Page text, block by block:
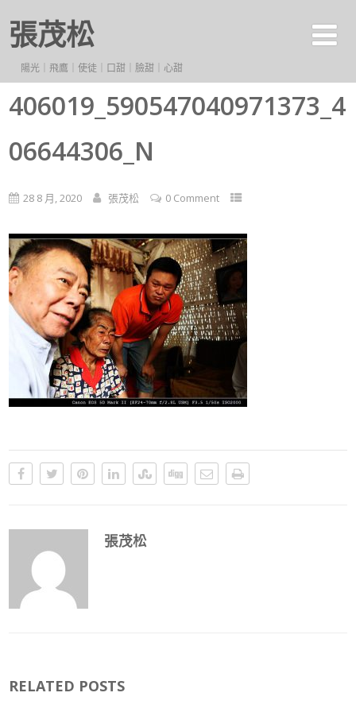
張茂松
陽光｜飛鷹｜使徒｜口甜｜臉甜｜心甜
406019_590547040971373_4
06644306_N
28 8 月, 2020 張茂松 0 Comment
張茂松
RELATED POSTS